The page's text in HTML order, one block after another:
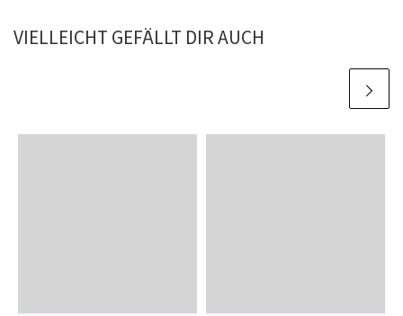
VIELLEICHT GEFÄLLT DIR AUCH